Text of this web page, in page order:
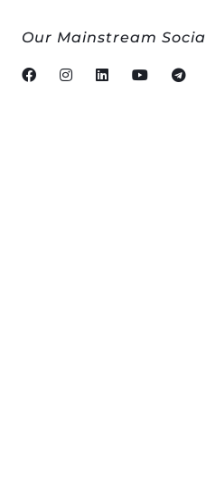
Our Mainstream